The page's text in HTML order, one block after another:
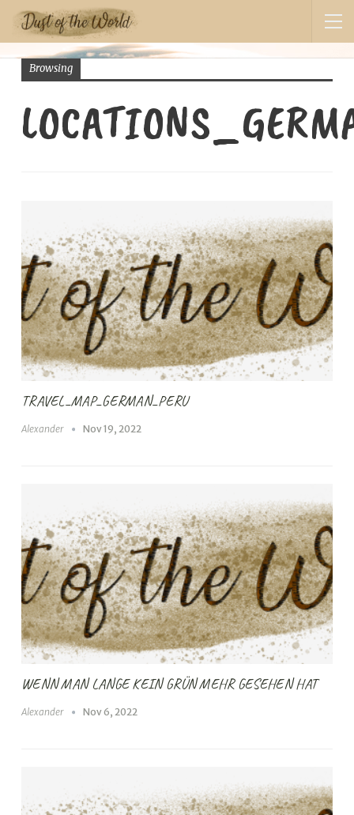
Browsing
TRAVEL_MAP_GERMAN_PERU
Alexander Nov 19, 2022
WENN MAN LANGE KEIN GRÜN MEHR GESEHEN HAT
Alexander Nov 6, 2022